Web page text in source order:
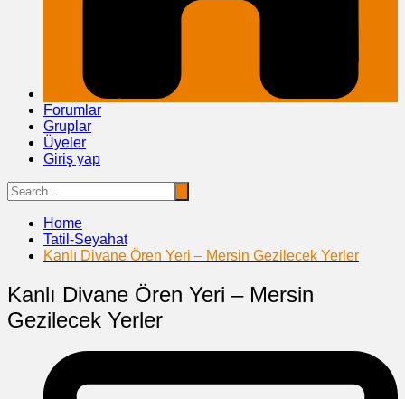
Forumlar
Gruplar
Üyeler
Giriş yap
Home
Tatil-Seyahat
Kanlı Divane Ören Yeri – Mersin Gezilecek Yerler
Kanlı Divane Ören Yeri – Mersin
Gezilecek Yerler